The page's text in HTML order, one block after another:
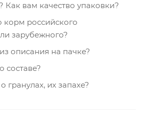
Как вам качество упаковки?
корм российского
зарубежного?
описания на пачке?
составе?
гранулах, их запахе?